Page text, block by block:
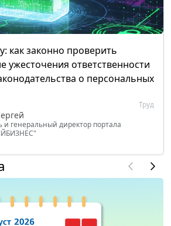
как законно проверить
ужесточения ответственности
о персональных
Труд
и генеральный директор портала